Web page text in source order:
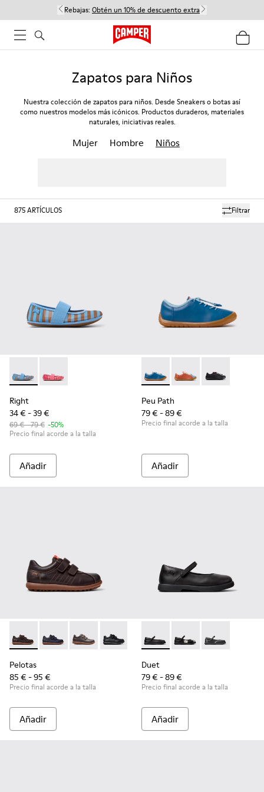
Rebajas: Obtén un 10% de descuento extra
Zapatos para Niños
Nuestra colección de zapatos para niños. Desde Sneakers o botas así
como nuestros modelos más icónicos. Productos duraderos, materiales
naturales, iniciativas reales.
Mujer Hombre Niños
Filtrar
875ARTÍCULOS
Right - K800696-002 - Bailarinas de tejido y piel azules
Right - K800696-001
Right
34 € - 39 €
69 € - 79 € -50%
Precio final acorde a la talla
Añadir
Peu Path - K800707-002 -
Peu Path -Peu Path -
Peu Path
79 € - 89 €
Precio final acorde a la talla
Añadir
Pelotas - 80353-044 - Zapatos marrones de piel y textil
Pelotas - 80353-043
Pelotas - 80353-037
Pelotas - 80353-009 - Zapatos
Pelotas
85 € - 95 €
Precio final acorde a la talla
Añadir
Duet - K800549-003 -
Duet - K800549-006
Duet -
Duet
79 € - 89 €
Precio final acorde a la talla
Añadir